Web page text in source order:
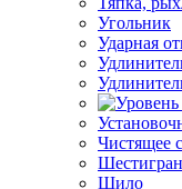
Угольник
Ударная
Чистящее
Шило